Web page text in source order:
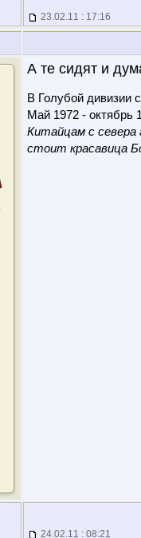
23.02.11 : 17:16
А те сидят и
В Голубой дивизии
Май 1972 - октябрь
Китайцам с севера
стоит красавица
24.02.11 : 08:21